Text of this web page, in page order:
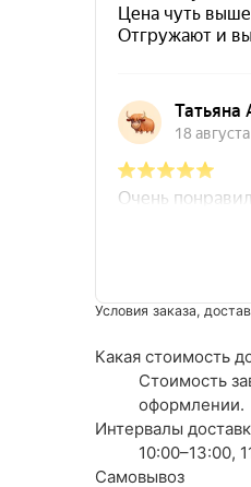
Условия заказа,
Какая стоимость
Стоимость
оформлении.
Интервалы
10:00–13:00,
Самовывоз